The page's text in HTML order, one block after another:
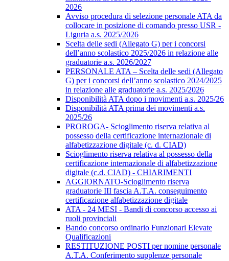
2026
Avviso procedura di selezione personale ATA da
collocare in posizione di comando presso USR -
Liguria a.s. 2025/2026
Scelta delle sedi (Allegato G) per i concorsi
dell’anno scolastico 2025/2026 in relazione alle
graduatorie a.s. 2026/2027
PERSONALE ATA – Scelta delle sedi (Allegato
G) per i concorsi dell’anno scolastico 2024/2025
in relazione alle graduatorie a.s. 2025/2026
Disponibilità ATA dopo i movimenti a.s. 2025/26
Disponibilità ATA prima dei movimenti a.s.
2025/26
PROROGA- Scioglimento riserva relativa al
possesso della certificazione internazionale di
alfabetizzazione digitale (c. d. CIAD)
Scioglimento riserva relativa al possesso della
certificazione internazionale di alfabetizzazione
digitale (c.d. CIAD) - CHIARIMENTI
AGGIORNATO-Scioglimento riserva
graduatorie III fascia A.T.A. conseguimento
certificazione alfabetizzazione digitale
ATA - 24 MESI - Bandi di concorso accesso ai
ruoli provinciali
Bando concorso ordinario Funzionari Elevate
Qualificazioni
RESTITUZIONE POSTI per nomine personale
A.T.A. Conferimento supplenze personale